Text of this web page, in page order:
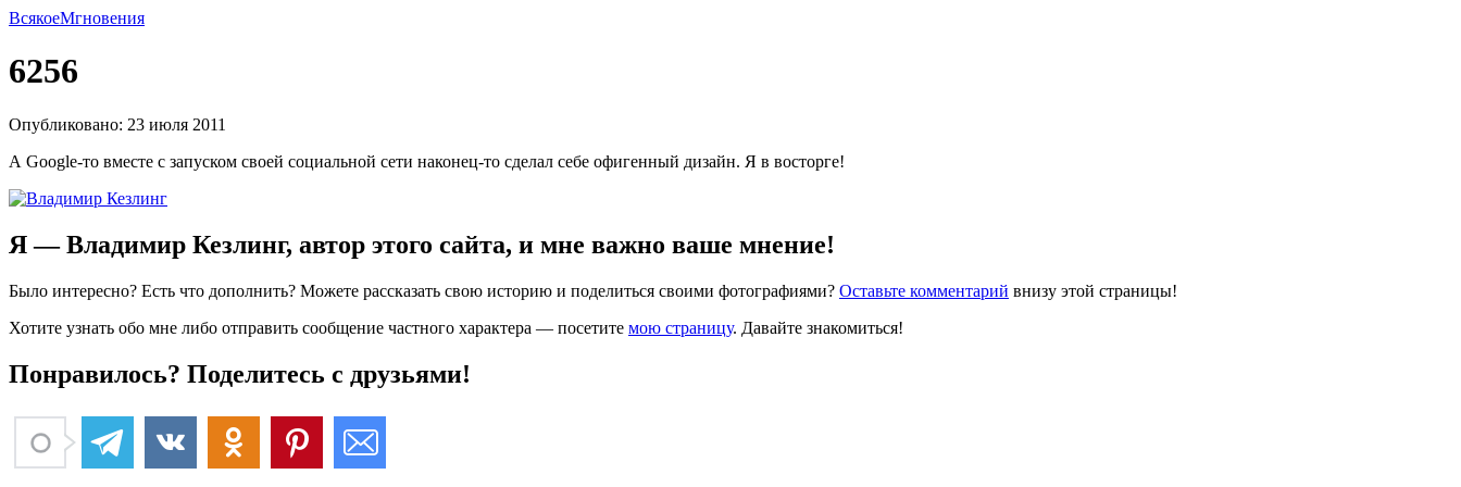
ВсякоеМгновения
6256
Опубликовано: 23 июля 2011
А Google-то вместе с запуском своей социальной сети наконец-то сделал себе офигенный дизайн. Я в восторге!
Я — Владимир Кезлинг, автор этого сайта, и мне важно ваше мнение!
Было интересно? Есть что дополнить? Можете рассказать свою историю и поделиться своими фотографиями? Оставьте комментарий внизу этой страницы!
Хотите узнать обо мне либо отправить сообщение частного характера — посетите мою страницу. Давайте знакомиться!
Понравилось? Поделитесь с друзьями!